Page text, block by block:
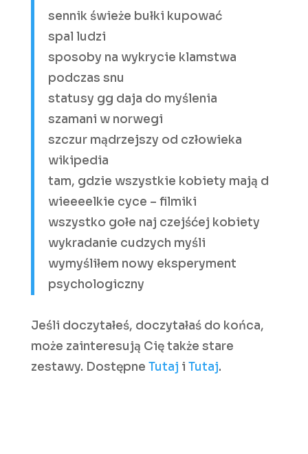
sennik świeże bułki kupować
spal ludzi
sposoby na wykrycie klamstwa
podczas snu
statusy gg daja do myślenia
szamani w norwegi
szczur mądrzejszy od człowieka
wikipedia
tam, gdzie wszystkie kobiety mają d
wieeeelkie cyce – filmiki
wszystko gołe naj czejśćej kobiety
wykradanie cudzych myśli
wymyśliłem nowy eksperyment
psychologiczny
Jeśli doczytałeś, doczytałaś do końca,
może zainteresują Cię także stare
zestawy. Dostępne Tutaj i Tutaj.